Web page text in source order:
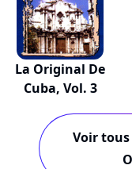
La Original De
Cuba, Vol. 3
Voir